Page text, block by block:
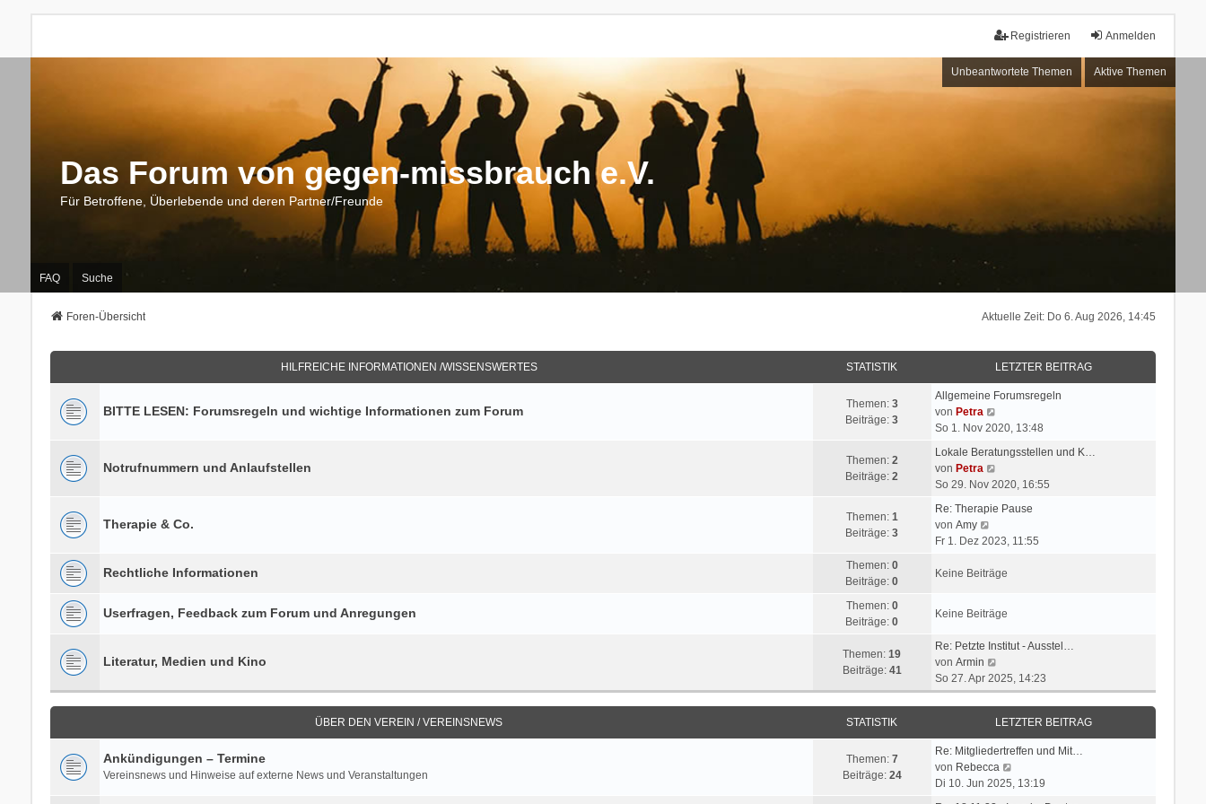
Anmelden
Registrieren
Unbeantwortete Themen Aktive Themen
Das Forum von gegen-missbrauch e.V.
Für Betroffene, Überlebende und deren Partner/Freunde
FAQ Suche
Aktuelle Zeit: Do 6. Aug 2026, 14:45
Foren-Übersicht
HILFREICHE INFORMATIONEN /WISSENSWERTES STATISTIK LETZTER BEITRAG
BITTE LESEN: Forumsregeln und wichtige Informationen zum Forum Themen: 3
Beiträge:3
Allgemeine Forumsregeln
von Petra
e
e
t
e
B
i
a
So 1. Nov 2020, 13:48
Notrufnummern und Anlaufstellen Themen: 2
Beiträge:2
Lokale Beratungsstellen und K…
von Petra
e
e
t
r
e
t
a
g
So 29. Nov 2020, 16:55
Therapie & Co. Themen: 1
Beiträge:3
Re: Therapie Pause
von Amy
e
e
e
B
e
i
g
Fr 1. Dez 2023, 11:55
Rechtliche Informationen Themen: 0
Beiträge:0
Keine Beiträge
Userfragen, Feedback zum Forum und Anregungen Themen: 0
Beiträge:0
Keine Beiträge
Literatur, Medien und Kino Themen:19
Beiträge: 41
Re: Petzte Institut - Ausstel…
von Armin
e
u
e
s
t
e
r
B
So 27. Apr 2025, 14:23
ÜBER DEN VEREIN / VEREINSNEWS STATISTIK LETZTER BEITRAG
Ankündigungen – Termine
Vereinsnews und Hinweise auf externe News und Veranstaltungen
Themen: 7
Beiträge: 24
Re: Mitgliedertreffen und Mit…
von Rebecca
e
Di 10. Jun 2025, 13:19